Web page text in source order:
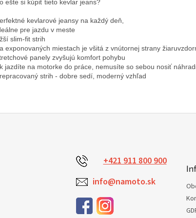
ešte si kúpiť tieto kevlar jeans?
kevlarové jeansy na každý deň,
pre jazdu v meste
slim-fit strih
exponovaných miestach je všitá z vnútornej strany
panely zvyšujú komfort pohybu
jazdíte na motorke do práce, nemusíte so sebou nosiť
strih - dobre sedí, moderný vzhľad
+421 911 800 900
info@namoto.sk